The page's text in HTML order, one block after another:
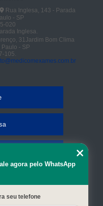
Rua Inglesa, 143 - Parada
- SP
020
Inglesa.
31Jardim Bom Clima
- SP
105.
agora pelo WhatsApp
seu telefone